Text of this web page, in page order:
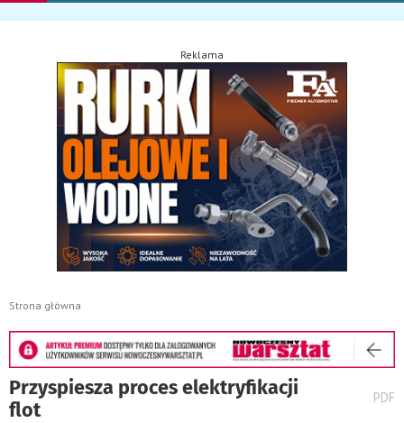
Reklama
Strona główna
Przyspiesza proces elektryfikacji
flot
PDF